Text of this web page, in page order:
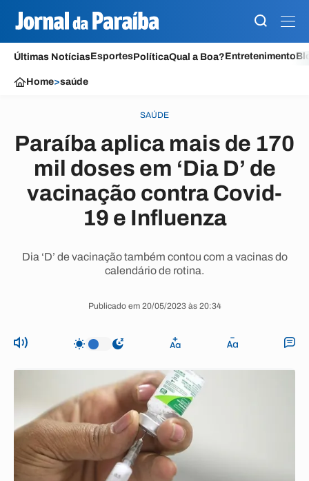
Últimas NotíciasEsportesPolíticaQual a Boa?Entretenimento
Home>saúde
SAÚDE
Paraíba aplica mais de 170
mil doses em ‘Dia D’ de
vacinação contra Covid-
19 e Influenza
Dia ‘D’ de vacinação também contou com a vacinas do
calendário de rotina.
Publicado em 20/05/2023 às 20:34